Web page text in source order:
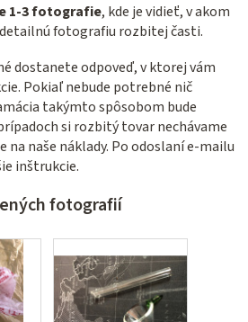
1-3 fotografie, kde je vidieť, v akom
fotografiu rozbitej časti.
dostanete odpoveď, v ktorej vám
Pokiaľ nebude potrebné nič
takýmto spôsobom bude
si rozbitý tovar nechávame
naše náklady. Po odoslaní e-mailu
inštrukcie.
fotografií